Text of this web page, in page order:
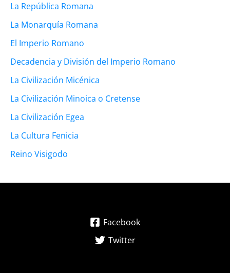
La República Romana
La Monarquía Romana
El Imperio Romano
Decadencia y División del Imperio Romano
La Civilización Micénica
La Civilización Minoica o Cretense
La Civilización Egea
La Cultura Fenicia
Reino Visigodo
Facebook
Twitter